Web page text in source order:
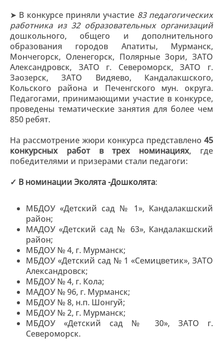
➤ В конкурсе приняли участие 83 педагогических
работника из 32 образовательных организаций
дошкольного, общего и дополнительного
образования городов Апатиты, Мурманск,
Мончегорск, Оленегорск, Полярные Зори, ЗАТО
Александровск, ЗАТО г. Североморск, ЗАТО г.
Заозерск, ЗАТО Видяево, Кандалакшского,
Кольского района и Печенгского мун. округа.
Педагогами, принимающими участие в конкурсе,
проведены тематические занятия для более чем
850 ребят.
На рассмотрение жюри конкурса представлено 45
конкурсных работ в трех номинациях, где
победителями и призерами стали педагоги:
✓ В номинации Эколята -Дошколята:
МБДОУ «Детский сад № 1», Кандалакшский
район;
МАДОУ «Детский сад № 63», Кандалакшский
район;
МБДОУ № 4, г. Мурманск;
МБДОУ «Детский сад № 1 «Семицветик», ЗАТО
Александровск;
МБДОУ № 4, г. Кола;
МАДОУ № 96, г. Мурманск;
МБДОУ № 8, н.п. Шонгуй;
МБДОУ № 2, г. Мурманск;
МБДОУ «Детский сад № 30», ЗАТО г.
Североморск.